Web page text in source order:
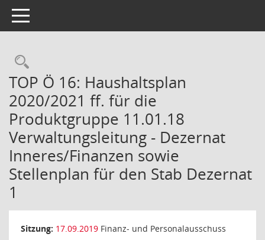
Toggle navigation
Rechercheauswahl
TOP Ö 16: Haushaltsplan
2020/2021 ff. für die
Produktgruppe 11.01.18
Verwaltungsleitung - Dezernat
Inneres/Finanzen sowie
Stellenplan für den Stab Dezernat
1
Sitzung: 17.09.2019 Finanz- und Personalausschuss